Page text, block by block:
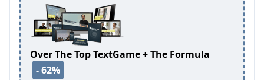
Over The Top TextGame + The Formula
- 62%